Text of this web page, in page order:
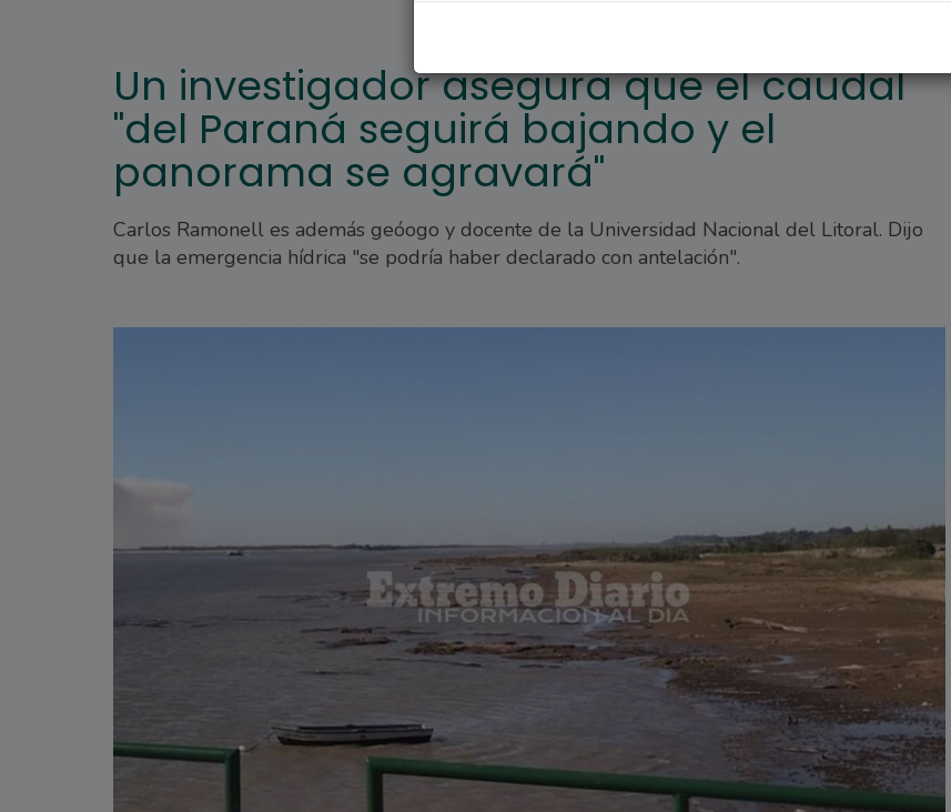
Un investigador asegura que el caudal
"del Paraná seguirá bajando y el
panorama se agravará"
Carlos Ramonell es además geóogo y docente de la Universidad Nacional del Litoral. Dijo
que la emergencia hídrica "se podría haber declarado con antelación".